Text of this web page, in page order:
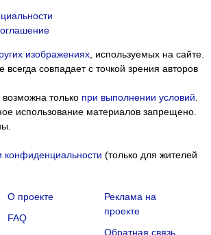
изображениях, используемых на сайте.
совпадает с точкой зрения авторов
только при выполнении условий.
использование материалов запрещено.
конфиденциальности (только для жителей
О проекте
FAQ
Реклама на
проекте
Обратная связь